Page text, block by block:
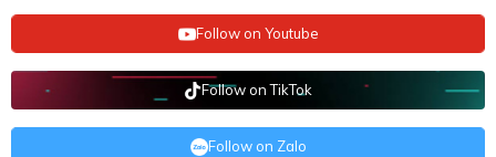
Follow on Youtube
Follow on TikTok
Follow on Zalo